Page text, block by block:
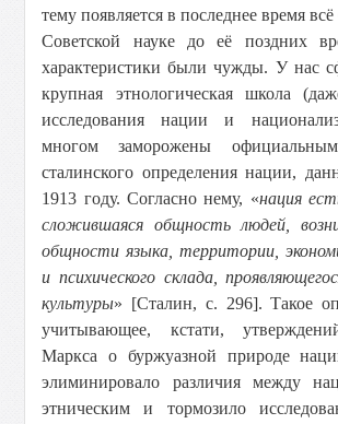
тему появляется в последнее время
Советской науке до её поздних
характеристики были чужды. У нас
крупная этнологическая школа
исследования нации и
многом заморожены
сталинского определения нации,
1913 году. Согласно нему, «нация
сложившаяся общность людей,
общности языка, территории,
и психического склада,
культуры» [Сталин, с. 296]. Такое
учитывающее, кстати,
Маркса о буржуазной природе
элиминировало различия между
этническим и тормозило